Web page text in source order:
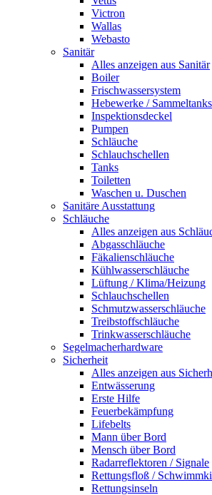
Victron
Wallas
Webasto
Sanitär
Alles anzeigen aus Sanitär
Boiler
Frischwassersystem
Hebewerke / Sammeltanks
Inspektionsdeckel
Pumpen
Schläuche
Schlauchschellen
Tanks
Toiletten
Waschen u. Duschen
Sanitäre Ausstattung
Schläuche
Alles anzeigen aus
Abgasschläuche
Fäkalienschläuche
Kühlwasserschläuche
Lüftung / Klima/Heizung
Schlauchschellen
Schmutzwasserschläuche
Treibstoffschläuche
Trinkwasserschläuche
Segelmacherhardware
Sicherheit
Alles anzeigen aus
Entwässerung
Erste Hilfe
Feuerbekämpfung
Lifebelts
Mann über Bord
Mensch über Bord
Radarreflektoren / Signale
Rettungsfloß /
Rettungsinseln